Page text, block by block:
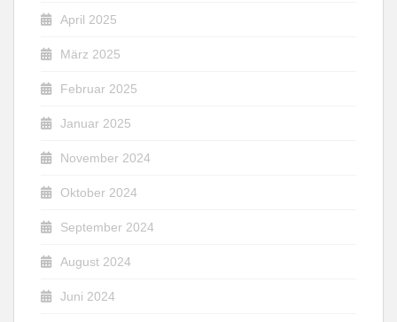
April 2025
März 2025
Februar 2025
Januar 2025
November 2024
Oktober 2024
September 2024
August 2024
Juni 2024